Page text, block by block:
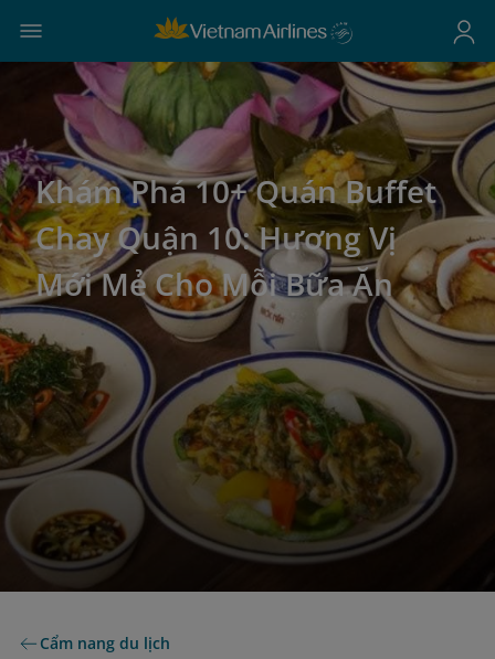
Khám Phá 10+ Quán Buffet
Chay Quận 10: Hương Vị
Mới Mẻ Cho Mỗi Bữa Ăn
Cẩm nang du lịch